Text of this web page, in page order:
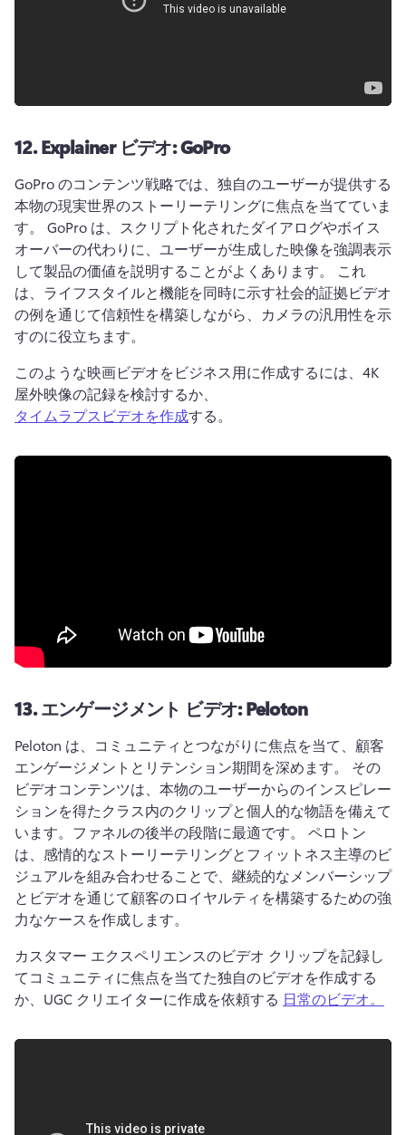
12.Explainer ビデオ: GoPro
GoPro のコンテンツ戦略では、独自のユーザーが提供する
本物の現実世界のストーリーテリングに焦点を当てていま
す。 GoPro は、スクリプト化されたダイアログやボイス
オーバーの代わりに、ユーザーが生成した映像を強調表示
して製品の価値を説明することがよくあります。 これ
は、ライフスタイルと機能を同時に示す社会的証拠ビデオ
の例を通じて信頼性を構築しながら、カメラの汎用性を示
すのに役立ちます。
このような映画ビデオをビジネス用に作成するには、4K
屋外映像の記録を検討するか、
タイムラプスビデオを作成する。
13.エンゲージメント ビデオ: Peloton
Peloton は、コミュニティとつながりに焦点を当て、顧客
エンゲージメントとリテンション期間を深めます。 その
ビデオコンテンツは、本物のユーザーからのインスピレー
ションを得たクラス内のクリップと個人的な物語を備えて
います。ファネルの後半の段階に最適です。 ペロトン
は、感情的なストーリーテリングとフィットネス主導のビ
ジュアルを組み合わせることで、継続的なメンバーシップ
とビデオを通じて顧客のロイヤルティを構築するための強
力なケースを作成します。
カスタマー エクスペリエンスのビデオ クリップを記録し
てコミュニティに焦点を当てた独自のビデオを作成する
か、UGC クリエイターに作成を依頼する 日常のビデオ。